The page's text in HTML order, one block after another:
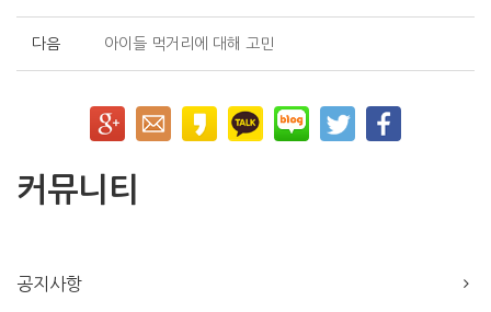
다음 아이들 먹거리에 대해 고민
커뮤니티
공지사항